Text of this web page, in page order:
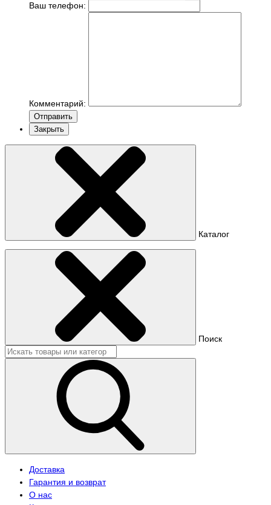
Ваш телефон:
Комментарий:
Отправить
Закрыть
Каталог
Поиск
Доставка
Гарантия и возврат
О нас